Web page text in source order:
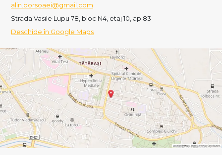
alin.borsoaei@gmail.com
Strada Vasile Lupu 78, bloc N4, etaj 10, ap 83
Deschide în Google Maps